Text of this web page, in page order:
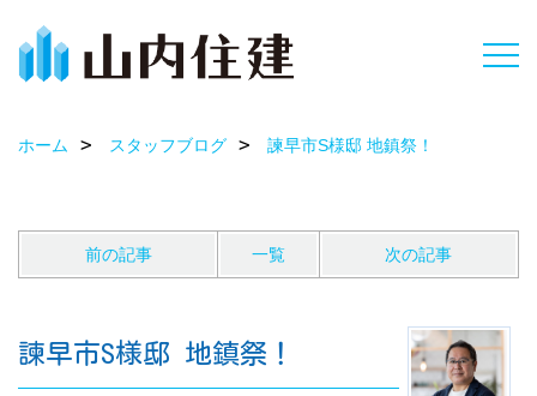
ホーム スタッフブログ 諫早市S様邸 地鎮祭！
前の記事 一覧 次の記事
諫早市S様邸 地鎮祭！